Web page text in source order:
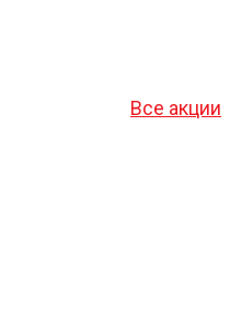
Все акции